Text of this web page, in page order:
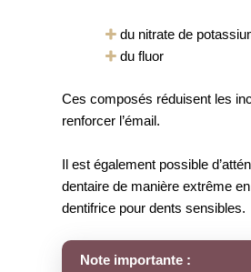
du nitrate de
du fluor
Ces composés réduisent les
renforcer l’émail.
Il est également possible
dentaire de manière extrême
dentifrice pour dents sensibles.
Note importante :